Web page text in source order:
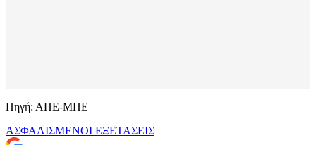
Πηγή: ΑΠΕ-ΜΠΕ
ΑΣΦΑΛΙΣΜΕΝΟΙ ΕΞΕΤΑΣΕΙΣ